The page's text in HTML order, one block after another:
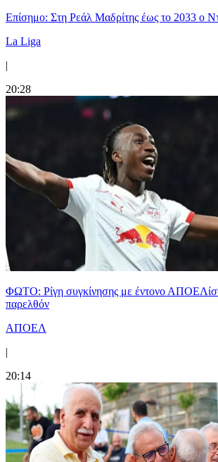
Επίσημο: Στη Ρεάλ Μαδρίτης έως το 2033 ο
La Liga
|
20:28
ΦΩΤΟ: Ρίγη συγκίνησης με έντονο
παρελθόν
ΑΠΟΕΛ
|
20:14